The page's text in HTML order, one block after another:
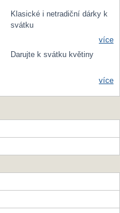
Klasické i netradiční dárky k
svátku
více
Darujte k svátku květiny
více